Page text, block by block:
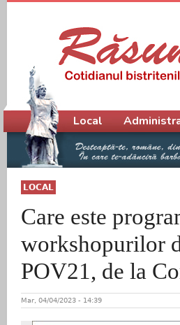
LOCAL
Care este
workshopurilor
POV21, de la
Mar, 04/04/2023 - 14:39
Meniu principal
Local